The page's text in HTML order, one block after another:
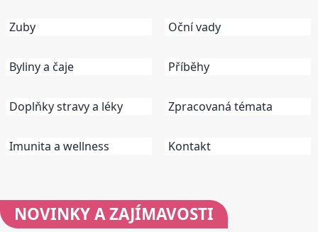
Zuby
Byliny a čaje
Doplňky stravy a léky
Imunita a wellness
Oční vady
Příběhy
Zpracovaná témata
Kontakt
NOVINKYA ZAJÍMAVOSTI